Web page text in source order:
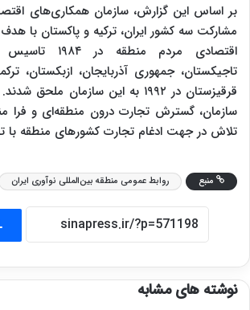
بر اساس این گزارش، سازمان همکاری‌های
مشارکت سه کشور ایران، ترکیه و پاکستان با
اقتصادی مردم
تاجیکستان، جمهوری آذربایجان، ازبکستان،
قرقیزستان در ۱۹۹۲ به این سازمان
سازمان، گسترش تجارت درون منطقه‌ای و فرا
تلاش در جهت ادغام تجارت کشورهای منطقه
منبع روابط عمومی منطقه بین‌المللی نوآوری ایران
نوشته های مشابه